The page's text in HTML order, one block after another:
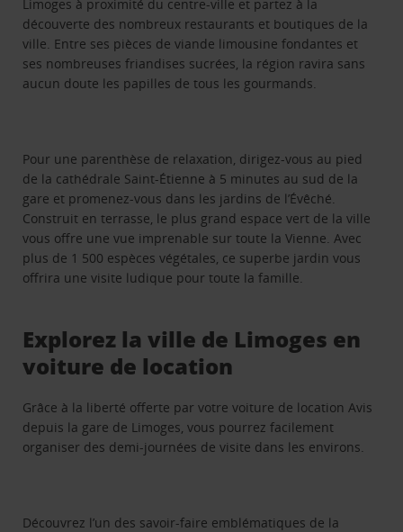
Limoges à proximité du centre-ville et partez à la
découverte des nombreux restaurants et boutiques de la
ville. Entre ses pièces de viande limousine fondantes et
ses nombreuses friandises sucrées, la région ravira sans
aucun doute les papilles de tous les gourmands.
Pour une parenthèse de relaxation, dirigez-vous au pied
de la cathédrale Saint-Étienne à 5 minutes au sud de la
gare et promenez-vous dans les jardins de l’Évêché.
Construit en terrasse, le plus grand espace vert de la ville
vous offre une vue imprenable sur toute la Vienne. Avec
plus de 1 500 espèces végétales, ce superbe jardin vous
offrira une visite ludique pour toute la famille.
Explorez la ville de Limoges en
voiture de location
Grâce à la liberté offerte par votre voiture de location Avis
depuis la gare de Limoges, vous pourrez facilement
organiser des demi-journées de visite dans les environs.
Découvrez l’un des savoir-faire emblématiques de la